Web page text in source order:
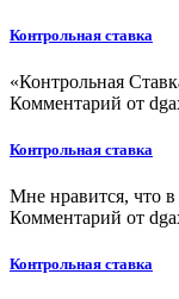
Контрольная ставка
«Контрольная
Комментарий от
Контрольная ставка
Мне нравится, что в
Комментарий от
Контрольная ставка